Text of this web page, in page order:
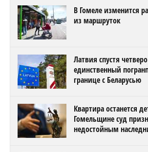
В Гомеле изменится
из маршруток
Латвия спустя
единственный
границе с Беларусью
Квартира останется
Гомельщине суд
недостойным